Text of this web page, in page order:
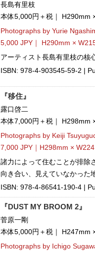
長島有里枝
本体5,000円＋税｜ H290mm
Photographs by Yurie
5,000 JPY｜ H290mm ×
アーティスト長島有里枝の核
ISBN: 978-4-903545-59-2 |
『移住』
露口啓二
本体7,000円＋税｜ H298mm
Photographs by Keiji
7,000 JPY｜H298mm ×
諸力によって住むことが排除
向き合い、見えていなかった
ISBN: 978-4-86541-190-4 |
『DUST MY BROOM 2』
菅原一剛
本体5,000円＋税｜ H247mm
Photographs by Ichigo